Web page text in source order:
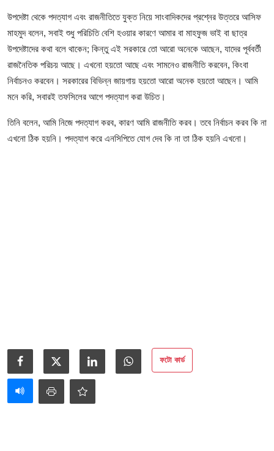
আইনি পরামর্শের
চাকরি
উপদেষ্টা থেকে পদত্যাগ এবং রাজনীতিতে যুক্ত নিয়ে সাংবাদিকদের প্রশ্নের উত্তরে আসিফ
মাহমুদ বলেন, সবাই শুধু পরিচিতি বেশি হওয়ার কারণে আমার বা মাহফুজ ভাই বা ছাত্র
উপদেষ্টাদের কথা বলে থাকেন; কিন্তু এই সরকারে তো আরো অনেকে আছেন, যাদের পূর্ববর্তী
রাজনৈতিক পরিচয় আছে। এখনো হয়তো আছে এবং সামনেও রাজনীতি করবেন, কিংবা
নির্বাচনও করবেন। সরকারের বিভিন্ন জায়গায় হয়তো আরো অনেক হয়তো আছেন। আমি
মনে করি, সবারই তফসিলের আগে পদত্যাগ করা উচিত।
তিনি বলেন, আমি নিজে পদত্যাগ করব, কারণ আমি রাজনীতি করব। তবে নির্বাচন করব কি না
এখনো ঠিক হয়নি। পদত্যাগ করে এনসিপিতে যোগ দেব কি না তা ঠিক হয়নি এখনো।
ফটো কার্ড